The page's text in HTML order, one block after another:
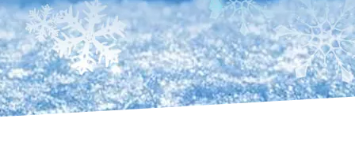
FRIOFLOR produce R410A en cilindros de 11,3 kg